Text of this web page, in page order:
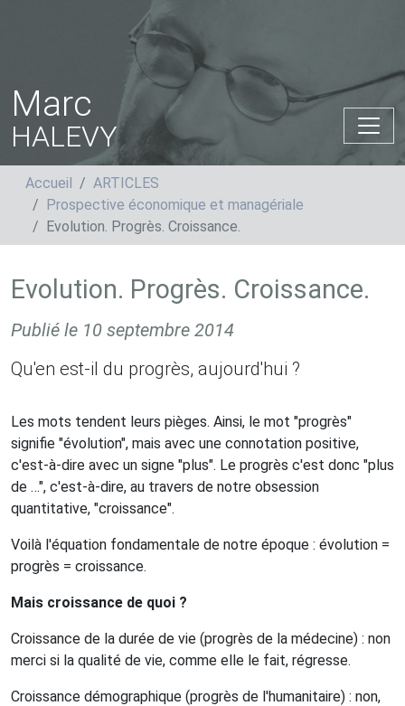
Marc
HALEVY
Accueil
ARTICLES
Prospective économique et managériale
Evolution. Progrès. Croissance.
Evolution. Progrès. Croissance.
Publié le 10 septembre 2014
Qu'en est-il du progrès, aujourd'hui ?
Les mots tendent leurs pièges. Ainsi, le mot "progrès"
signifie "évolution", mais avec une connotation positive,
c'est-à-dire avec un signe "plus". Le progrès c'est donc "plus
de …", c'est-à-dire, au travers de notre obsession
quantitative, "croissance".
Voilà l'équation fondamentale de notre époque : évolution =
progrès = croissance.
Mais croissance de quoi ?
Croissance de la durée de vie (progrès de la médecine) : non
merci si la qualité de vie, comme elle le fait, régresse.
Croissance démographique (progrès de l'humanitaire) : non,